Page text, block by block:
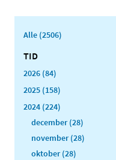
Alle (2506)
TID
2026 (84)
2025 (158)
2024 (224)
december (28)
november (28)
oktober (28)